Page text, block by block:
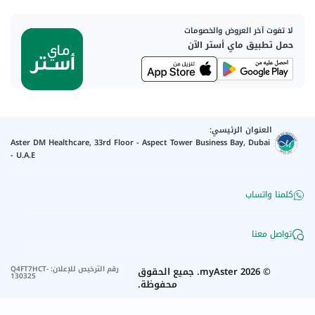
لا تفوت آخر العروض والخصومات
حمل تطبيق ماي أستر الآن
العنوان الرئيسي:
Aster DM Healthcare, 33rd Floor - Aspect Tower Business Bay, Dubai
- U.A.E
كلمنا واتساب
تواصل معنا
©
2026
myAster. جميع الحقوق
محفوظة.
رقم الترخيص للإعلان:
Q4FT7HCT-
130325